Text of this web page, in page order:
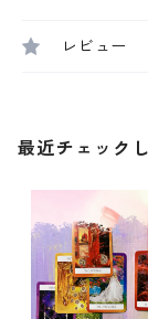
レビュー
最近チェック